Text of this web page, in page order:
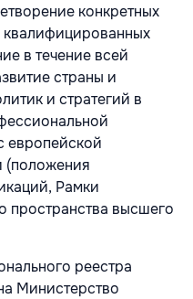
конкретных
квалифицированных
в течение всей
страны и
и стратегий в
европейской
(положения
Рамки
пространства высшего
реестра
Министерство